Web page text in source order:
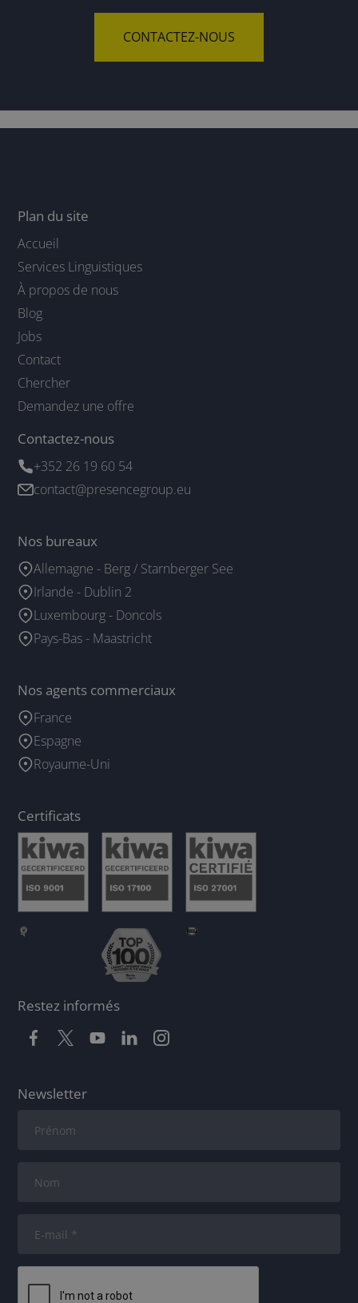
CONTACTEZ-NOUS
Plan du site
Accueil
Services Linguistiques
À propos de nous
Blog
Jobs
Contact
Chercher
Demandez une offre
Contactez-nous
+352 26 19 60 54
contact@presencegroup.eu
Nos bureaux
Allemagne - Berg / Starnberger See
Irlande - Dublin 2
Luxembourg - Doncols
Pays-Bas - Maastricht
Nos agents commerciaux
France
Espagne
Royaume-Uni
Certificats
Restez informés
Newsletter